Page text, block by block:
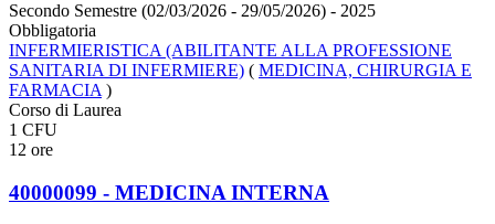
Secondo Semestre (02/03/2026 - 29/05/2026) - 2025
Obbligatoria
INFERMIERISTICA (ABILITANTE ALLA PROFESSIONE
SANITARIA DI INFERMIERE) ( MEDICINA, CHIRURGIA E
FARMACIA )
Corso di Laurea
1 CFU
12 ore
40000099 - MEDICINA INTERNA